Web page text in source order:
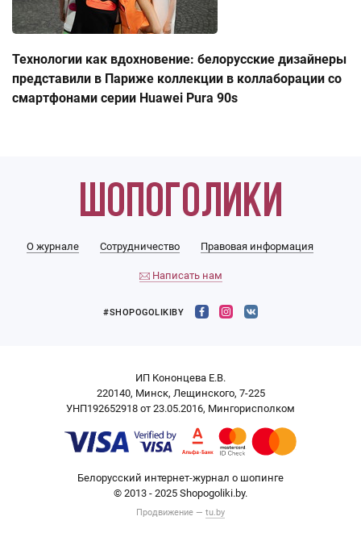
Технологии как вдохновение: белорусские дизайнеры
представили в Париже коллекции в коллаборации со
смартфонами серии Huawei Pura 90s
О журнале Сотрудничество Правовая информация
Написать нам
#SHOPOGOLIKIBY
ИП Кононцева Е.В.
220140, Минск, Лещинского, 7-225
УНП192652918 от 23.05.2016, Мингорисполком
Белорусский интернет-журнал о шопинге
© 2013 - 2025 Shopogoliki.by.
Продвижение — tu.by